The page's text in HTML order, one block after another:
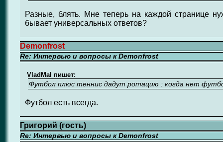
Разные, блять. Мне теперь на каждой странице
бывает универсальных ответов?
Demonfrost
Re: Интервью и вопросы к Demonfrost
VladMal пишет:
Футбол плюс теннис дадут ротацию : когда нет
Футбол есть всегда.
Григорий (гость)
Re: Интервью и вопросы к Demonfrost